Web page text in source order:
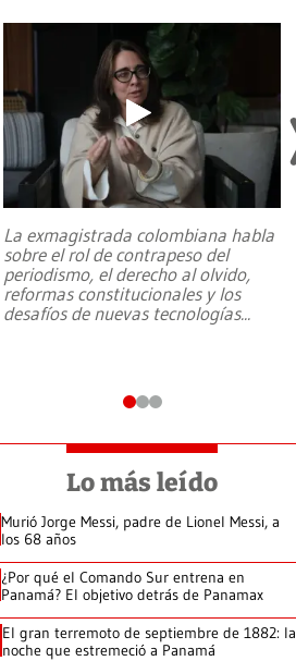
La exmagistrada colombiana habla
sobre el rol de contrapeso del
periodismo, el derecho al olvido,
reformas constitucionales y los
desafíos de nuevas tecnologías...
Lo más leído
Murió Jorge Messi, padre de Lionel Messi, a
los 68 años
¿Por qué el Comando Sur entrena en
Panamá? El objetivo detrás de Panamax
El gran terremoto de septiembre de 1882: la
noche que estremeció a Panamá